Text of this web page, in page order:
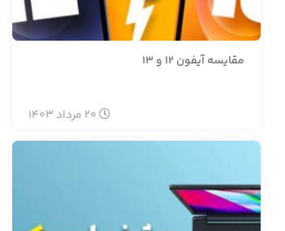
مقایسه آیفون 12 و 13
20 مرداد 1403